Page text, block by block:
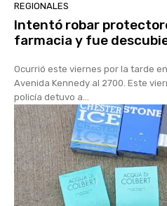
REGIONALES
Intentó robar
farmacia y fue
Ocurrió este viernes por la tarde
Avenida Kennedy al 2700. Este viernes, alrededor de las 17:25, la
policía detuvo a...